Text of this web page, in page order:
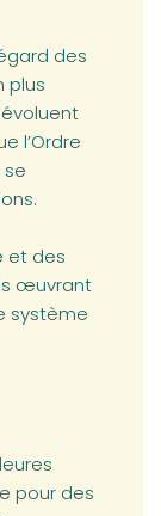
des
plus
l’Ordre
et des
œuvrant
système
pour des